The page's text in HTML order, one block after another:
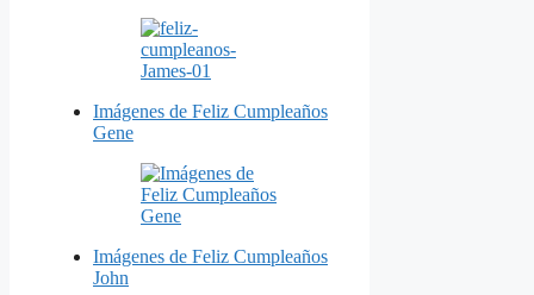
Imágenes de Feliz Cumpleaños
Gene
Imágenes de Feliz Cumpleaños
John